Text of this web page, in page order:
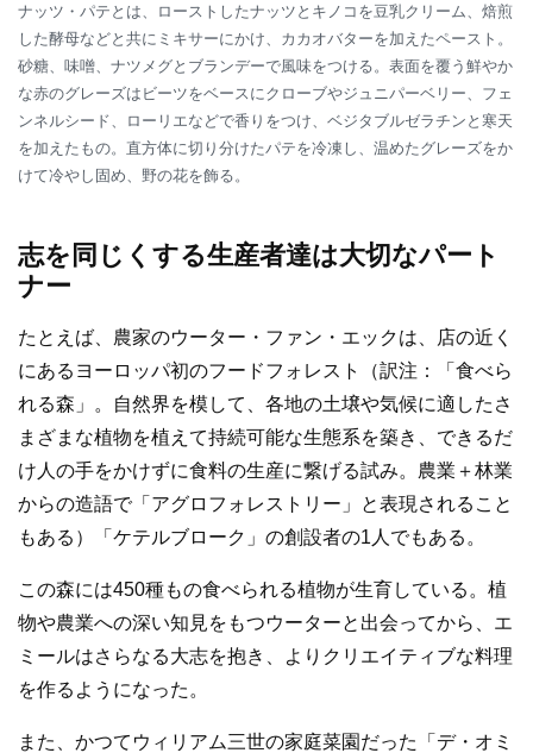
ナッツ・パテとは、ローストしたナッツとキノコを豆乳クリーム、焙煎
した酵母などと共にミキサーにかけ、カカオバターを加えたペースト。
砂糖、味噌、ナツメグとブランデーで風味をつける。表面を覆う鮮やか
な赤のグレーズはビーツをベースにクローブやジュニパーベリー、フェ
ンネルシード、ローリエなどで香りをつけ、ベジタブルゼラチンと寒天
を加えたもの。直方体に切り分けたパテを冷凍し、温めたグレーズをか
けて冷やし固め、野の花を飾る。
志を同じくする生産者達は大切なパート
ナー
たとえば、農家のウーター・ファン・エックは、店の近く
にあるヨーロッパ初のフードフォレスト（訳注：「食べら
れる森」。自然界を模して、各地の土壌や気候に適したさ
まざまな植物を植えて持続可能な生態系を築き、できるだ
け人の手をかけずに食料の生産に繋げる試み。農業＋林業
からの造語で「アグロフォレストリー」と表現されること
もある）「ケテルブローク」の創設者の1人でもある。
この森には450種もの食べられる植物が生育している。植
物や農業への深い知見をもつウーターと出会ってから、エ
ミールはさらなる大志を抱き、よりクリエイティブな料理
を作るようになった。
また、かつてウィリアム三世の家庭菜園だった「デ・オミ